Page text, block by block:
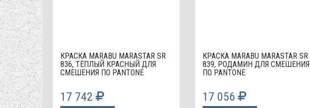
КРАСКА МАRABU MARASTAR SR
836, ТЁПЛЫЙ КРАСНЫЙ ДЛЯ
СМЕШЕНИЯ ПО PANTONE
17 742
КРАСКА МАRABU MARASTAR SR
839, РОДАМИН ДЛЯ СМЕШЕНИЯ
ПО PANTONE
17 056